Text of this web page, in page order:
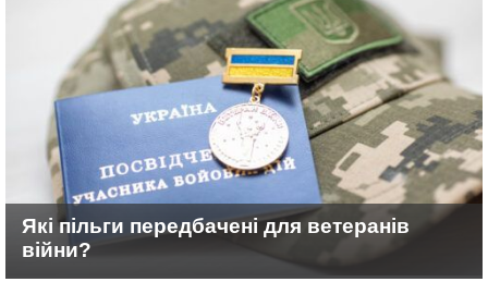
Які пільги передбачені для ветеранів
війни?